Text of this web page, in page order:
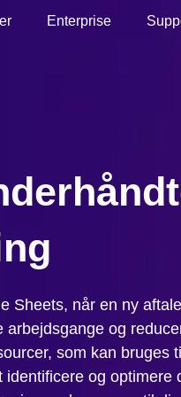
Enterprise
Sheets, når en ny
og
som kan bruges
og optimere